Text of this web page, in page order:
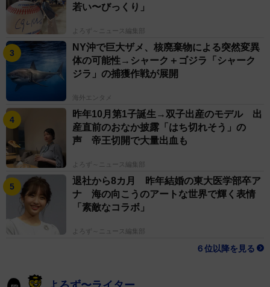
若い〜びっくり」
よろず～ニュース編集部
NY沖で巨大ザメ、核廃棄物による突然変異
体の可能性→シャーク＋ゴジラ「シャーク
ジラ」の捕獲作戦が展開
海外エンタメ
昨年10月第1子誕生→双子出産のモデル 出
産直前のおなか披露「はち切れそう」の
声 帝王切開で大量出血も
よろず～ニュース編集部
退社から8カ月 昨年結婚の東大医学部卒ア
ナ 海の向こうのアートな世界で輝く表情
「素敵なコラボ」
よろず～ニュース編集部
６位以降を見る